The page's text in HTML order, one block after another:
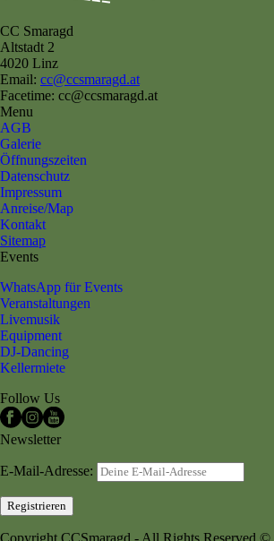
CC Smaragd
Altstadt 2
4020 Linz
Email: cc@ccsmaragd.at
Facetime: cc@ccsmaragd.at
Menu
AGB
Galerie
Öffnungszeiten
Datenschutz
Impressum
Anreise/Map
Kontakt
Sitemap
Events
WhatsApp für Events
Veranstaltungen
Livemusik
Equipment
DJ-Dancing
Kellermiete
Follow Us
Newsletter
E-Mail-Adresse:
Copyright CCSmaragd - All Rights Reserved ©